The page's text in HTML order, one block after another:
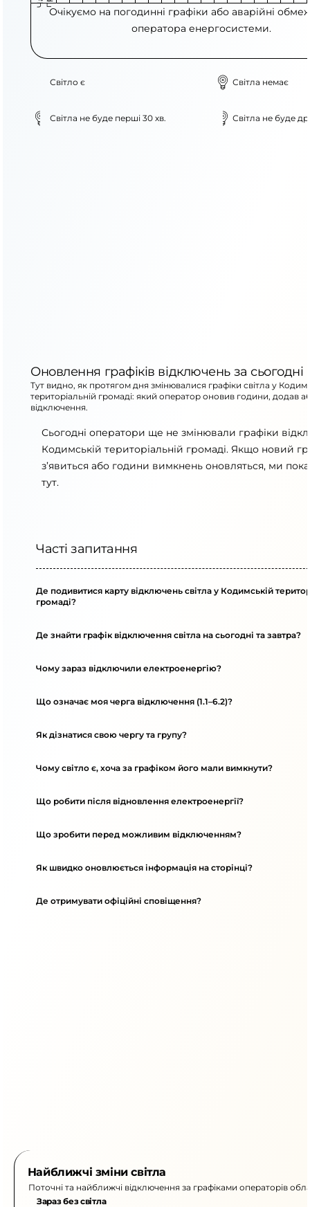
Очікуємо на погодинні графіки або аварійні
оператора енергосистеми.
Світло є Світла немає
Світла не буде перші 30 хв. Світла не буде
Оновлення графіків відключень за сьогодні
Тут видно, як протягом дня змінювалися графіки світла у
територіальній громаді: який оператор оновив години, додав
відключення.
Сьогодні оператори ще не змінювали графіки
Кодимській територіальній громаді. Якщо новий
з’явиться або години вимкнень оновляться, ми
тут.
Часті запитання
Де подивитися карту відключень світла у Кодимській
громаді?
Де знайти графік відключення світла на сьогодні та завтра?
Чому зараз відключили електроенергію?
Що означає моя черга відключення (1.1–6.2)?
Як дізнатися свою чергу та групу?
Чому світло є, хоча за графіком його мали вимкнути?
Що робити після відновлення електроенергії?
Що зробити перед можливим відключенням?
Як швидко оновлюється інформація на сторінці?
Де отримувати офіційні сповіщення?
Найближчі зміни світла
Поточні та найближчі відключення за графіками операторів
Зараз без світла